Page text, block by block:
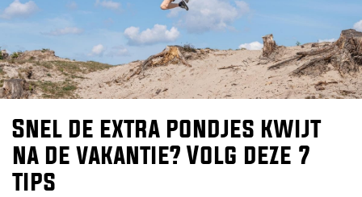
Snel de extra pondjes kwijt
na de vakantie? Volg deze 7
tips